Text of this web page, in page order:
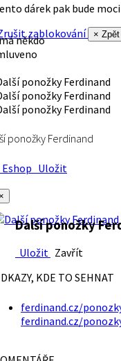
dárek pak bude
zablokování
× Zpět
někdo
ponožky Ferdinand
Uložit
Další ponožky
Uložit Zavřít
KDE TO SEHNAT
ferdinand.cz/
ferdinand.cz/